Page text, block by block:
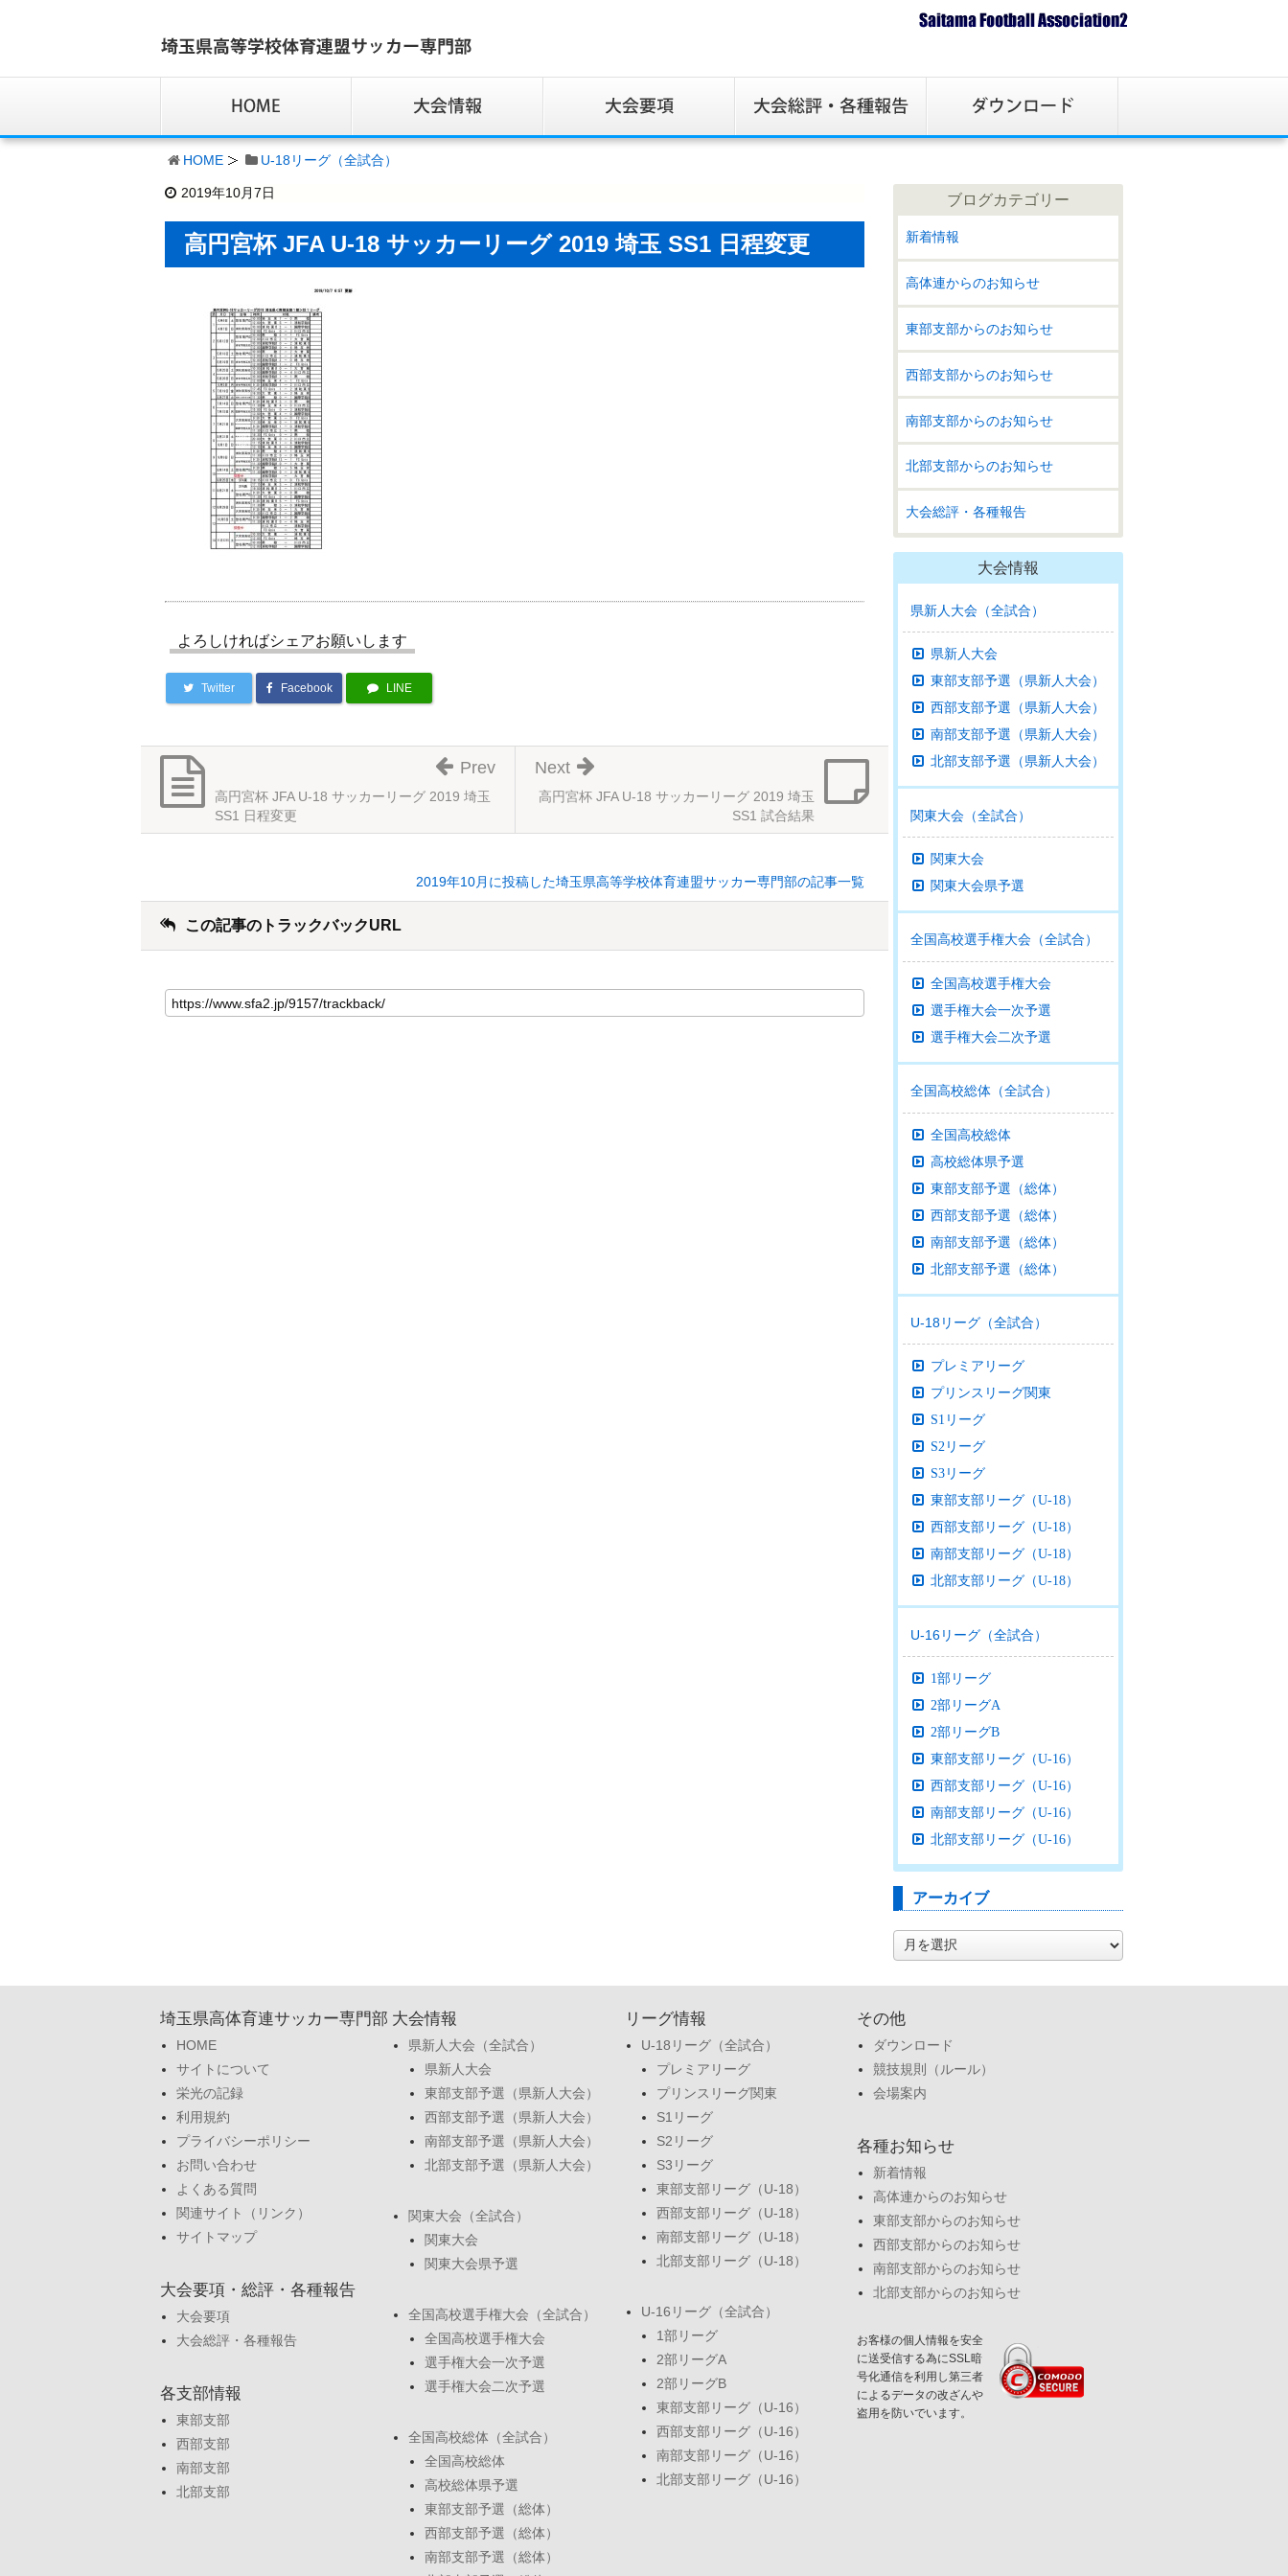
HOME U-18リーグ（全試合）
2019年10月7日
高円宮杯 JFA U-18 サッカーリーグ 2019 埼玉 SS1 日程変更
よろしければシェアお願いします
Twitter Facebook LINE
高円宮杯 JFA U-18 サッカーリーグ 2019 埼玉
SS1 試合結果
Next
高円宮杯 JFA U-18 サッカーリーグ 2019 埼玉
SS1 日程変更
Prev
2019年10月に投稿した埼玉県高等学校体育連盟サッカー専門部の記事一覧
この記事のトラックバックURL
ブログカテゴリー
新着情報
高体連からのお知らせ
東部支部からのお知らせ
西部支部からのお知らせ
南部支部からのお知らせ
北部支部からのお知らせ
大会総評・各種報告
大会情報
県新人大会（全試合）
県新人大会
東部支部予選（県新人大会）
西部支部予選（県新人大会）
南部支部予選（県新人大会）
北部支部予選（県新人大会）
関東大会（全試合）
関東大会
関東大会県予選
全国高校選手権大会（全試合）
全国高校選手権大会
選手権大会一次予選
選手権大会二次予選
全国高校総体（全試合）
全国高校総体
高校総体県予選
東部支部予選（総体）
西部支部予選（総体）
南部支部予選（総体）
北部支部予選（総体）
U-18リーグ（全試合）
プレミアリーグ
プリンスリーグ関東
S1リーグ
S2リーグ
S3リーグ
東部支部リーグ（U-18）
西部支部リーグ（U-18）
南部支部リーグ（U-18）
北部支部リーグ（U-18）
U-16リーグ（全試合）
1部リーグ
2部リーグA
2部リーグB
東部支部リーグ（U-16）
西部支部リーグ（U-16）
南部支部リーグ（U-16）
北部支部リーグ（U-16）
アーカイブ
ー
ブ
埼玉県高体育連サッカー専門部
HOME
サイトについて
栄光の記録
利用規約
プライバシーポリシー
お問い合わせ
よくある質問
関連サイト（リンク）
サイトマップ
大会要項・総評・各種報告
大会要項
大会総評・各種報告
各支部情報
東部支部
西部支部
南部支部
北部支部
大会情報
県新人大会（全試合）
県新人大会
東部支部予選（県新人大会）
西部支部予選（県新人大会）
南部支部予選（県新人大会）
北部支部予選（県新人大会）
関東大会（全試合）
関東大会
関東大会県予選
全国高校選手権大会（全試合）
全国高校選手権大会
選手権大会一次予選
選手権大会二次予選
全国高校総体（全試合）
全国高校総体
高校総体県予選
東部支部予選（総体）
西部支部予選（総体）
南部支部予選（総体）
リーグ情報
U-18リーグ（全試合）
プレミアリーグ
プリンスリーグ関東
S1リーグ
S2リーグ
S3リーグ
東部支部リーグ（U-18）
西部支部リーグ（U-18）
南部支部リーグ（U-18）
北部支部リーグ（U-18）
U-16リーグ（全試合）
1部リーグ
2部リーグA
2部リーグB
東部支部リーグ（U-16）
西部支部リーグ（U-16）
南部支部リーグ（U-16）
北部支部リーグ（U-16）
その他
ダウンロード
競技規則（ルール）
会場案内
各種お知らせ
新着情報
高体連からのお知らせ
東部支部からのお知らせ
西部支部からのお知らせ
南部支部からのお知らせ
北部支部からのお知らせ
お客様の個人情報を安全
に送受信する為にSSL暗
号化通信を利用し第三者
によるデータの改ざんや
盗用を防いでいます。